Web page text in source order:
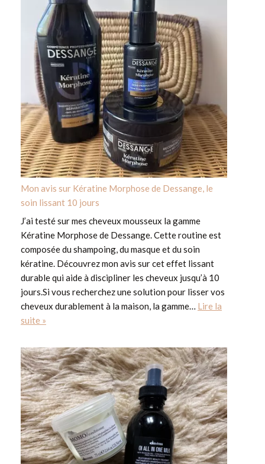
Mon avis sur Kératine Morphose de Dessange, le
soin lissant 10 jours
J’ai testé sur mes cheveux mousseux la gamme
Kératine Morphose de Dessange. Cette routine est
composée du shampoing, du masque et du soin
kératine. Découvrez mon avis sur cet effet lissant
durable qui aide à discipliner les cheveux jusqu’à 10
jours.Si vous recherchez une solution pour lisser vos
cheveux durablement à la maison, la gamme… Lire la
suite »